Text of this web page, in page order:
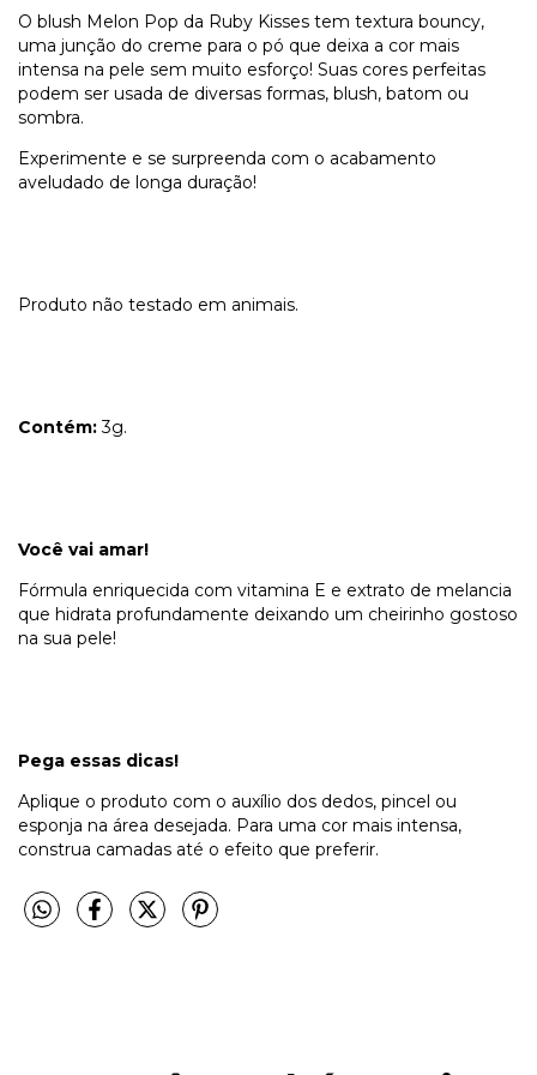
O blush Melon Pop da Ruby Kisses tem textura bouncy,
uma junção do creme para o pó que deixa a cor mais
intensa na pele sem muito esforço! Suas cores perfeitas
podem ser usada de diversas formas, blush, batom ou
sombra.
Experimente e se surpreenda com o acabamento
aveludado de longa duração!
Produto não testado em animais.
Contém:3g.
Você vai amar!
Fórmula enriquecida com vitamina E e extrato de melancia
que hidrata profundamente deixando um cheirinho gostoso
na sua pele!
Pega essas dicas!
Aplique o produto com o auxílio dos dedos, pincel ou
esponja na área desejada. Para uma cor mais intensa,
construa camadas até o efeito que preferir.